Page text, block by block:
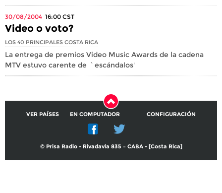
30/08/2004 16:00 CST
Video o voto?
LOS 40 PRINCIPALES COSTA RICA
La entrega de premios Video Music Awards de la cadena
MTV estuvo carente de `escándalos'
VER PAÍSES EN COMPUTADOR CONFIGURACIÓN
© Prisa Radio - Rivadavia 835 – CABA - [Costa Rica]